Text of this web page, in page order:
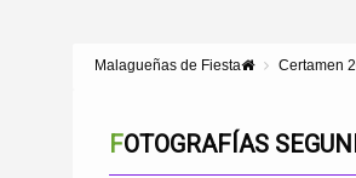
Malagueñas de Fiesta Certamen
FOTOGRAFÍAS